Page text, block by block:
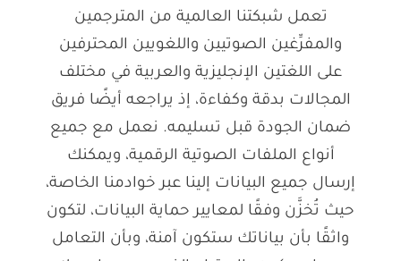
تعمل شبكتنا العالمية من المترجمين
والمفرِّغين الصوتيين واللغويين المحترفين
على اللغتين الإنجليزية والعربية في مختلف
المجالات بدقة وكفاءة، إذ يراجعه أيضًا فريق
ضمان الجودة قبل تسليمه. نعمل مع جميع
أنواع الملفات الصوتية الرقمية، ويمكنك
إرسال جميع البيانات إلينا عبر خوادمنا الخاصة،
حيث تُخزَّن وفقًا لمعايير حماية البيانات، لتكون
واثقًا بأن بياناتك ستكون آمنة، وبأن التعامل